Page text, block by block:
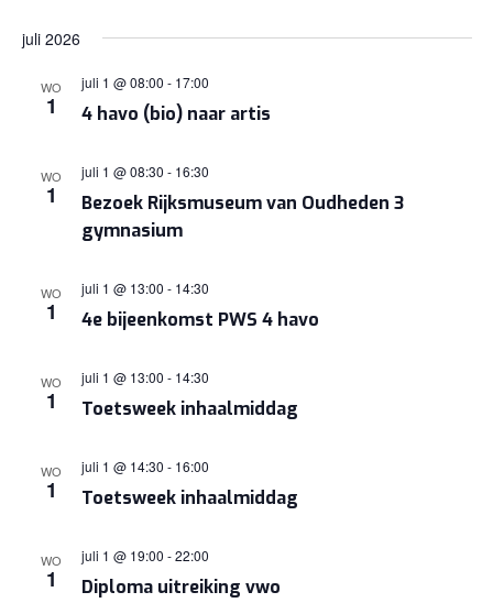
juli 2026
WO
1 4 havo (bio) naar artis
juli 1 @ 08:00 - 17:00
WO
1
Bezoek Rijksmuseum van Oudheden 3
gymnasium
juli 1 @ 08:30 - 16:30
WO
1 4e bijeenkomst PWS 4 havo
juli 1 @ 13:00 - 14:30
WO
1 Toetsweek inhaalmiddag
juli 1 @ 13:00 - 14:30
WO
1 Toetsweek inhaalmiddag
juli 1 @ 14:30 - 16:00
WO
1 Diploma uitreiking vwo
juli 1 @ 19:00 -22:00